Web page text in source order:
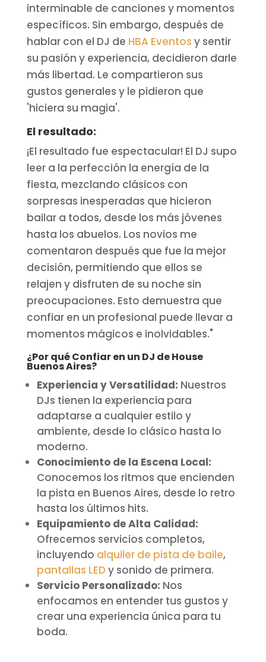
interminable de canciones y momentos
específicos. Sin embargo, después de
hablar con el DJ de HBA Eventos y sentir
su pasión y experiencia, decidieron darle
más libertad. Le compartieron sus
gustos generales y le pidieron que
'hiciera su magia'.
El resultado:
¡El resultado fue espectacular! El DJ supo
leer a la perfección la energía de la
fiesta, mezclando clásicos con
sorpresas inesperadas que hicieron
bailar a todos, desde los más jóvenes
hasta los abuelos. Los novios me
comentaron después que fue la mejor
decisión, permitiendo que ellos se
relajen y disfruten de su noche sin
preocupaciones. Esto demuestra que
confiar en un profesional puede llevar a
momentos mágicos e inolvidables."
¿Por qué Confiar en un DJ de House
Buenos Aires?
Experiencia y Versatilidad: Nuestros
DJs tienen la experiencia para
adaptarse a cualquier estilo y
ambiente, desde lo clásico hasta lo
moderno.
Conocimiento de la Escena Local:
Conocemos los ritmos que encienden
la pista en Buenos Aires, desde lo retro
hasta los últimos hits.
Equipamiento de Alta Calidad:
Ofrecemos servicios completos,
incluyendo alquiler de pista de baile,
pantallas LED y sonido de primera.
Servicio Personalizado: Nos
enfocamos en entender tus gustos y
crear una experiencia única para tu
boda.